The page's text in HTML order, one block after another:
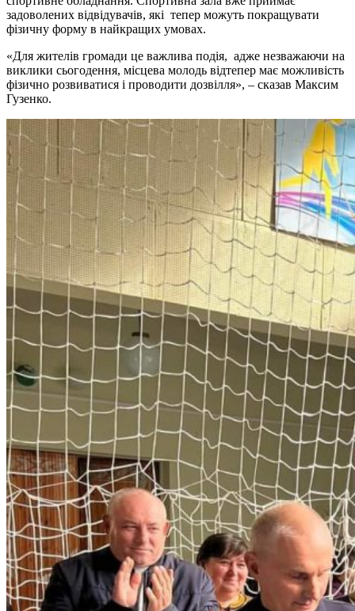
задоволених відвідувачів, які тепер можуть покращувати
фізичну форму в найкращих умовах.
«Для жителів громади це важлива подія, адже незважаючи на
виклики сьогодення, місцева молодь відтепер має можливість
фізично розвиватися і проводити дозвілля», – сказав Максим
Гузенко.